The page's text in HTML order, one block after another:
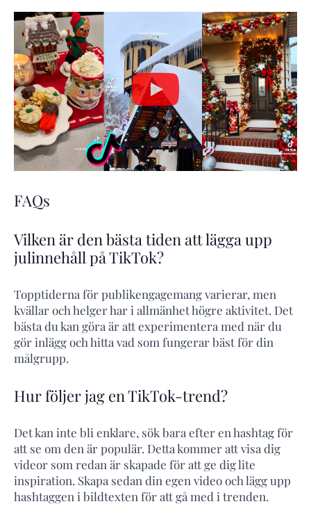
FAQs
Vilken är den bästa tiden att lägga upp
julinnehåll på TikTok?
Topptiderna för publikengagemang varierar, men
kvällar och helger har i allmänhet högre aktivitet. Det
bästa du kan göra är att experimentera med när du
gör inlägg och hitta vad som fungerar bäst för din
målgrupp.
Hur följer jag en TikTok-trend?
Det kan inte bli enklare, sök bara efter en hashtag för
att se om den är populär. Detta kommer att visa dig
videor som redan är skapade för att ge dig lite
inspiration. Skapa sedan din egen video och lägg upp
hashtaggen i bildtexten för att gå med i trenden.